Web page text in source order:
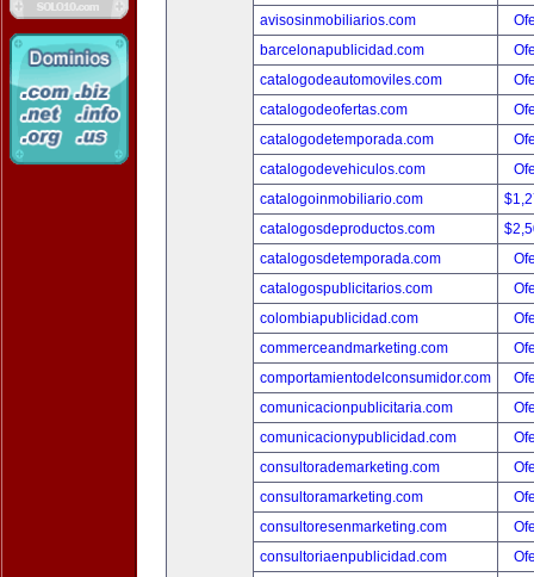
avisosinmobiliarios.com
barcelonapublicidad.com
catalogodeautomoviles.com
catalogodeofertas.com
catalogodetemporada.com
catalogodevehiculos.com
catalogoinmobiliario.com
catalogosdeproductos.com
catalogosdetemporada.com
catalogospublicitarios.com
colombiapublicidad.com
commerceandmarketing.com
comportamientodelconsumidor.com
comunicacionpublicitaria.com
comunicacionypublicidad.com
consultorademarketing.com
consultoramarketing.com
consultoresenmarketing.com
consultoriaenpublicidad.com